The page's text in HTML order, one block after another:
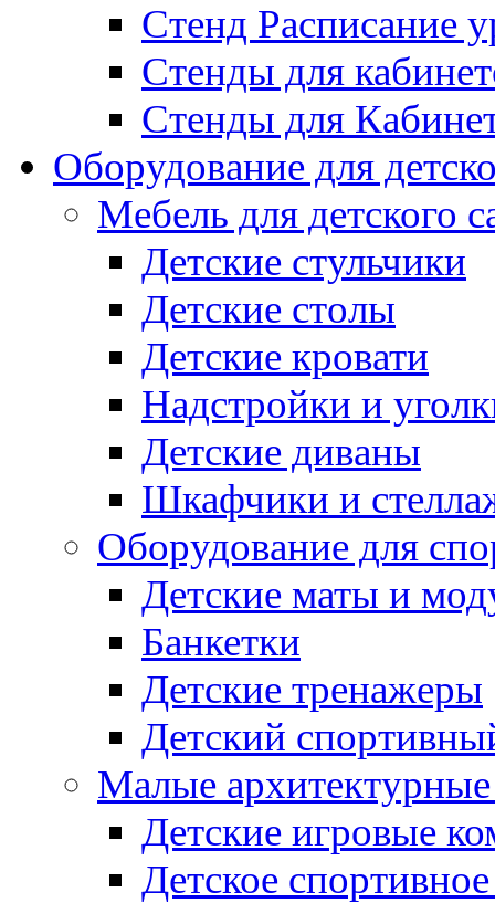
Стенд Расписание
Стенды для
Стенды для
Оборудование для
Мебель для детского
Детские стульчики
Детские столы
Детские кровати
Надстройки и
Детские диваны
Шкафчики и
Оборудование для
Детские маты и
Банкетки
Детские тренажеры
Детский
Малые
Детские игровые
Детское